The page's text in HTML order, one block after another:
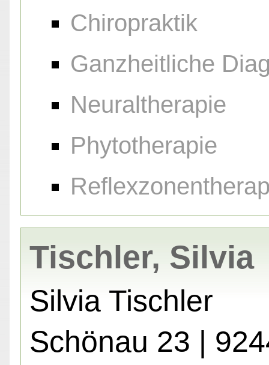
Chiropraktik
Ganzheitliche
Neuraltherapie
Phytotherapie
Tischler, Silvia
Silvia Tischler
Schönau 23 |